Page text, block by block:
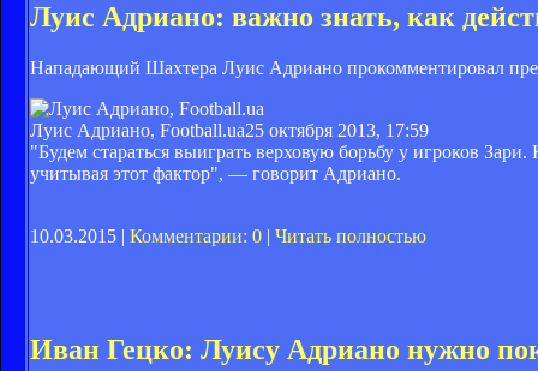
Луис Адриано: важно знать, как
Нападающий Шахтера Луис Адриано прокомментировал
Луис Адриано, Football.ua25 октября 2013, 17:59
"Будем стараться выиграть верховую борьбу у игроков
учитывая этот фактор", — говорит Адриано.
10.03.2015 | Комментарии: 0 | Читать полностью
Иван Гецко: Луису Адриано нужно